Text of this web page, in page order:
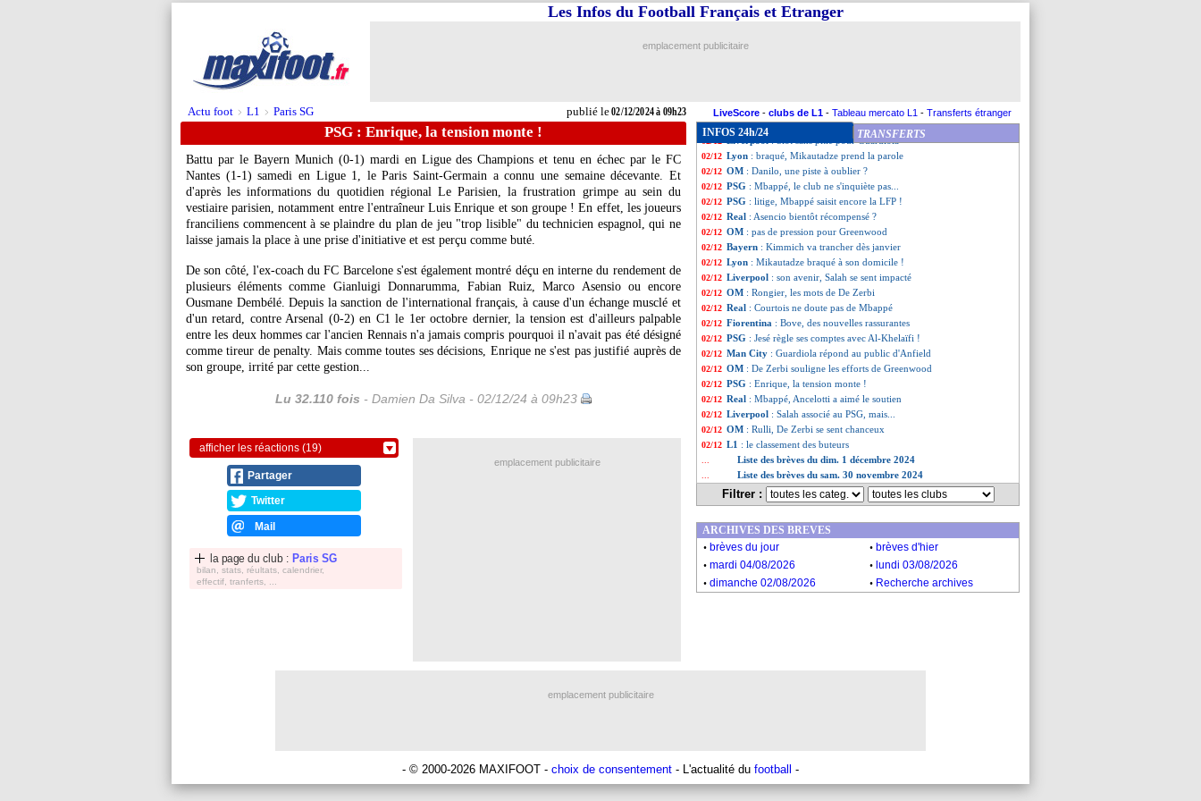
Actu foot > L1 > Paris SG publié le02/12/2024 à 09h23
Les Infos du Football Français et Etranger
emplacement publicitaire
LiveScore - clubs de L1 - Tableau mercato L1 - Transferts étranger
PSG : Enrique, la tension monte !
Battu par le Bayern Munich (0-1) mardi en Ligue des Champions et tenu en échec par le FC
Nantes (1-1) samedi en Ligue 1, le Paris Saint-Germain a connu une semaine décevante. Et
d'après les informations du quotidien régional Le Parisien, la frustration grimpe au sein du
vestiaire parisien, notamment entre l'entraîneur Luis Enrique et son groupe ! En effet, les joueurs
franciliens commencent à se plaindre du plan de jeu "trop lisible" du technicien espagnol, qui ne
laisse jamais la place à une prise d'initiative et est perçu comme buté.
De son côté, l'ex-coach du FC Barcelone s'est également montré déçu en interne du rendement de
plusieurs éléments comme Gianluigi Donnarumma, Fabian Ruiz, Marco Asensio ou encore
Ousmane Dembélé. Depuis la sanction de l'international français, à cause d'un échange musclé et
d'un retard, contre Arsenal (0-2) en C1 le 1er octobre dernier, la tension est d'ailleurs palpable
entre les deux hommes car l'ancien Rennais n'a jamais compris pourquoi il n'avait pas été désigné
comme tireur de penalty. Mais comme toutes ses décisions, Enrique ne s'est pas justifié auprès de
son groupe, irrité par cette gestion...
Lu 32.110 fois - Damien Da Silva - 02/12/24 à 09h23
afficher les réactions (19)
Partager
Twitter
Mail
la page du club : Paris SG
bilan, stats, réultats, calendrier,
effectif, tranferts, ...
INFOS 24h/24 TRANSFERTS
02/12 Man Utd: le Real cible Dalot, mais...
02/12 Lyon: Sage ravi de la réponse de Lacazette
02/12 Francfort
02/12 Barça: Araujo et Olmo, les nouvelles de Flick
02/12 LA Galaxy: Puig a joué avec les croisés
: Slot sans pitié pour Guardiola
02/12 Lyon : braqué, Mikautadze prend la parole
02/12 OM : Danilo, une piste à oublier ?
02/12 PSG : Mbappé, le club ne s'inquiète pas...
02/12 PSG : litige, Mbappé saisit encore la LFP !
02/12 Real : Asencio bientôt récompensé ?
02/12 OM : pas de pression pour Greenwood
02/12 Bayern : Kimmich va trancher dès janvier
02/12 Lyon : Mikautadze braqué à son domicile !
02/12 Liverpool : son avenir, Salah se sent impacté
02/12 OM : Rongier, les mots de De Zerbi
02/12 Real : Courtois ne doute pas de Mbappé
02/12 Fiorentina : Bove, des nouvelles rassurantes
02/12 PSG : Jesé règle ses comptes avec Al-Khelaïfi !
02/12 Man City : Guardiola répond au public d'Anfield
02/12 OM : De Zerbi souligne les efforts de Greenwood
02/12 PSG : Enrique, la tension monte !
02/12 Real : Mbappé, Ancelotti a aimé le soutien
02/12 Liverpool : Salah associé au PSG, mais...
02/12 OM : Rulli, De Zerbi se sent chanceux
02/12 L1 : le classement des buteurs
Liste des brèves du dim. 1 décembre 2024
Liste des brèves du sam. 30 novembre 2024
Filtrer :
emplacement publicitaire
ARCHIVES DES BREVES
. brèves du jour . brèves d'hier
. mardi 04/08/2026 . lundi 03/08/2026
. dimanche 02/08/2026 . Recherche archives
emplacement publicitaire
- © 2000-2026 MAXIFOOT - choix de consentement - L'actualité du football -